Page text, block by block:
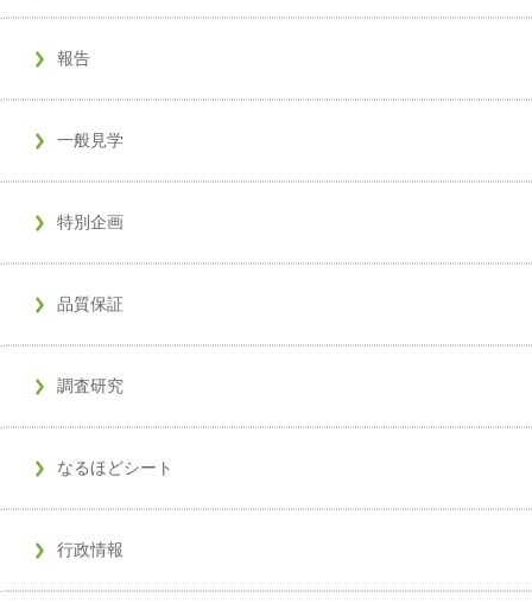
報告
一般見学
特別企画
品質保証
調査研究
なるほどシート
行政情報